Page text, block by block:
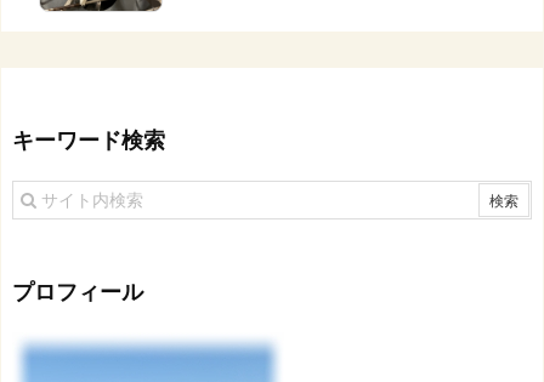
キーワード検索
プロフィール